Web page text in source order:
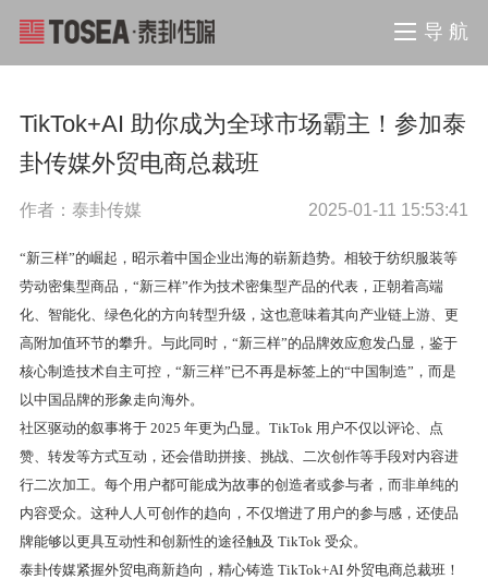
导 航
TikTok+AI 助你成为全球市场霸主！参加泰
卦传媒外贸电商总裁班
作者：泰卦传媒 2025-01-11 15:53:41
“新三样”的崛起，昭示着中国企业出海的崭新趋势。相较于纺织服装等
劳动密集型商品，“新三样”作为技术密集型产品的代表，正朝着高端
化、智能化、绿色化的方向转型升级，这也意味着其向产业链上游、更
高附加值环节的攀升。与此同时，“新三样”的品牌效应愈发凸显，鉴于
核心制造技术自主可控，“新三样”已不再是标签上的“中国制造”，而是
以中国品牌的形象走向海外。
社区驱动的叙事将于 2025 年更为凸显。TikTok 用户不仅以评论、点
赞、转发等方式互动，还会借助拼接、挑战、二次创作等手段对内容进
行二次加工。每个用户都可能成为故事的创造者或参与者，而非单纯的
内容受众。这种人人可创作的趋向，不仅增进了用户的参与感，还使品
牌能够以更具互动性和创新性的途径触及 TikTok 受众。
泰卦传媒紧握外贸电商新趋向，精心铸造 TikTok+AI 外贸电商总裁班！